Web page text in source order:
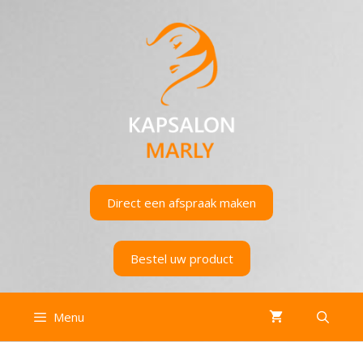
Direct een afspraak maken
Bestel uw product
Menu